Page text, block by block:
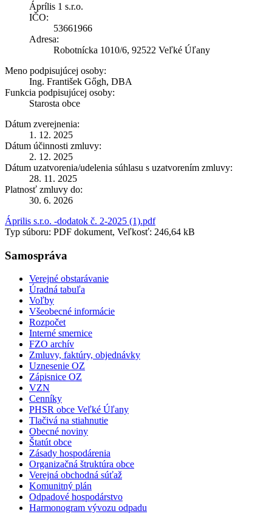
Áprílis 1 s.r.o.
IČO:
53661966
Adresa:
Robotnícka 1010/6, 92522 Veľké Úľany
Meno podpisujúcej osoby:
Ing. František Gőgh, DBA
Funkcia podpisujúcej osoby:
Starosta obce
Dátum zverejnenia:
1. 12. 2025
Dátum účinnosti zmluvy:
2. 12. 2025
Dátum uzatvorenia/udelenia súhlasu s uzatvorením zmluvy:
28. 11. 2025
Platnosť zmluvy do:
30. 6. 2026
Április s.r.o. -dodatok č. 2-2025 (1).pdf
Typ súboru: PDF dokument, Veľkosť: 246,64 kB
Samospráva
Verejné obstarávanie
Úradná tabuľa
Voľby
Všeobecné informácie
Rozpočet
Interné smernice
FZO archív
Zmluvy, faktúry, objednávky
Uznesenie OZ
Zápisnice OZ
VZN
Cenníky
PHSR obce Veľké Úľany
Tlačivá na stiahnutie
Obecné noviny
Štatút obce
Zásady hospodárenia
Organizačná štruktúra obce
Verejná obchodná súťaž
Komunitný plán
Odpadové hospodárstvo
Harmonogram vývozu odpadu